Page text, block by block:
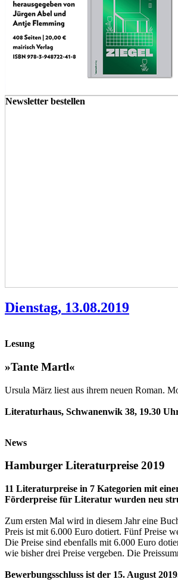
Newsletter bestellen
Dienstag, 13.08.2019
Lesung
»Tante Martl«
Ursula März liest aus ihrem neuen Roman.
Literaturhaus, Schwanenwik 38, 19.30
News
Hamburger Literaturpreise 2019
11 Literaturpreise in 7 Kategorien mit
Förderpreise für Literatur wurden neu
Zum ersten Mal wird in diesem Jahr eine
Preis ist mit 6.000 Euro dotiert. Fünf Preise
Die Preise sind ebenfalls mit 6.000 Euro
wie bisher drei Preise vergeben. Die
Bewerbungsschluss ist der 15. August